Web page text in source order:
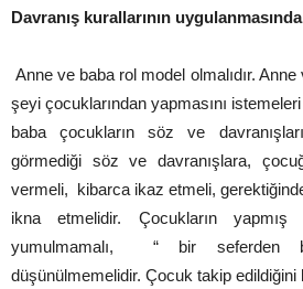
Davranış kurallarının
Anne ve baba rol model olmalıdır. Anne
şeyi çocuklarından yapmasını
baba çocukların söz ve
görmediği söz ve davranışlara,
vermeli, kibarca ikaz etmeli,
ikna etmelidir. Çocukların yapmış
yumulmamalı, “ bir seferden
düşünülmemelidir. Çocuk takip edildiğini